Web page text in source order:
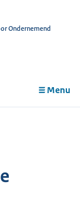
Ondernemend
Menu